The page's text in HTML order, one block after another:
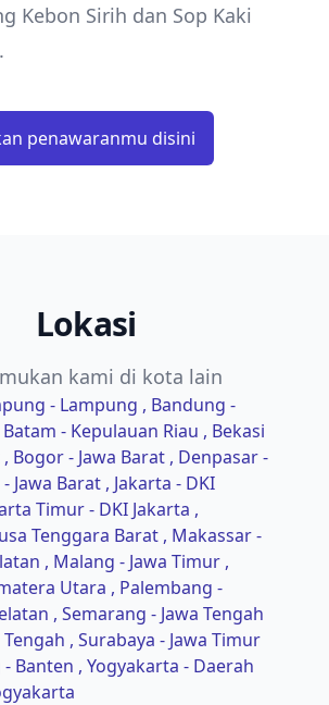
Kebon Sirih dan Sop Kaki
penawaranmu disini
Lokasi
kami di kota lain
- Lampung , Bandung -
Batam - Kepulauan Riau , Bekasi
, Bogor - Jawa Barat , Denpasar -
Jawa Barat , Jakarta - DKI
Timur - DKI Jakarta ,
Tenggara Barat , Makassar -
, Malang - Jawa Timur ,
Utara , Palembang -
, Semarang - Jawa Tengah
Tengah , Surabaya - Jawa Timur
- Banten , Yogyakarta - Daerah